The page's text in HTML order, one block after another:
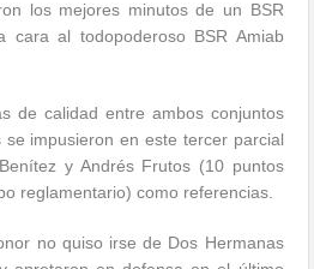
los mejores minutos de un BSR
cara al todopoderoso BSR Amiab
de calidad entre ambos conjuntos
impusieron en este tercer parcial
y Andrés Frutos (10 puntos
reglamentario) como referencias.
no quiso irse de Dos Hermanas